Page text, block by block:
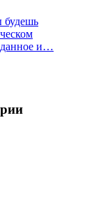
будешь
и…